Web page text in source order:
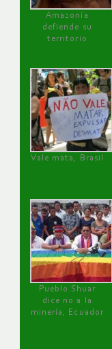
Amazonía
defiende su
territorio
Vale mata, Brasil
Pueblo Shuar
dice no a la
minería, Ecuador